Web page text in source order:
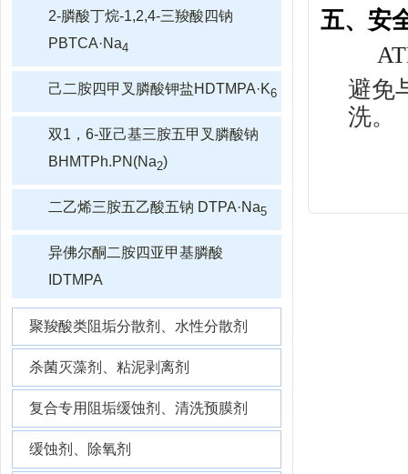
2-膦酸丁烷-1,2,4-三羧酸四钠
PBTCA·Na4
己二胺四甲叉膦酸钾盐HDTMPA·K6
双1，6-亚己基三胺五甲叉膦酸钠
BHMTPh.PN(Na2)
二乙烯三胺五乙酸五钠 DTPA·Na5
异佛尔酮二胺四亚甲基膦酸
IDTMPA
聚羧酸类阻垢分散剂、水性分散剂
杀菌灭藻剂、粘泥剥离剂
复合专用阻垢缓蚀剂、清洗预膜剂
缓蚀剂、除氧剂
五、安
避免
洗。